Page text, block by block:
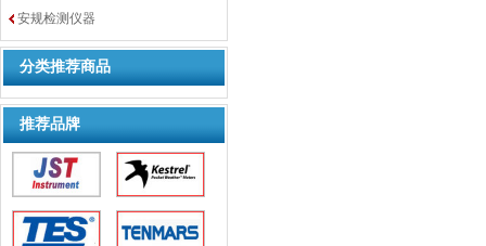
安规检测仪器
分类推荐商品
推荐品牌